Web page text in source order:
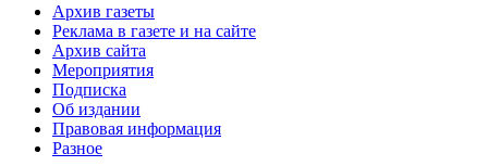
Архив газеты
Реклама в газете и на сайте
Архив сайта
Мероприятия
Подписка
Об издании
Правовая информация
Разное